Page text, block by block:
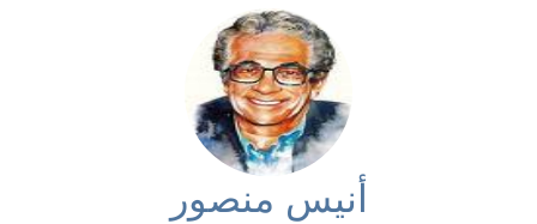
أنيس منصور